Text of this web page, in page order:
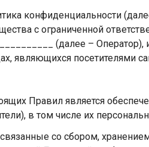
конфиденциальности
с ограниченной
(далее –
являющихся посетителями
Правил является
в том числе их
со сбором,